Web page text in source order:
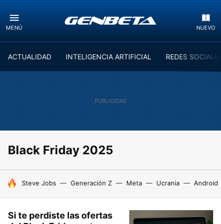
MENÚ NUEVO
ACTUALIDAD INTELIGENCIA ARTIFICIAL REDES
Black Friday 2025
HOY SE HABLA DE
Steve Jobs Generación Z Meta Ucrania Android
Si te perdiste las ofertas